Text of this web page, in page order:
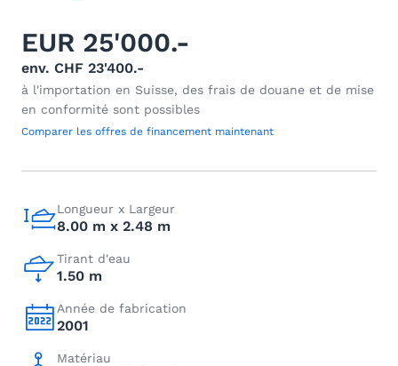
EUR 25'000.-
env. CHF 23'400.-
à l'importation en Suisse, des frais de douane et de mise
en conformité sont possibles
Comparer les offres de financement maintenant
Longueur x Largeur
8.00 m x 2.48 m
Tirant d'eau
1.50 m
Année de fabrication
2001
Matériau